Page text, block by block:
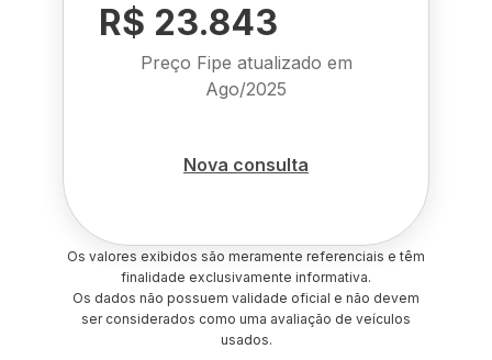
R$ 23.843
Preço Fipe atualizado em
Ago/2025
Nova consulta
Os valores exibidos são meramente referenciais e têm
finalidade exclusivamente informativa.
Os dados não possuem validade oficial e não devem
ser considerados como uma avaliação de veículos
usados.